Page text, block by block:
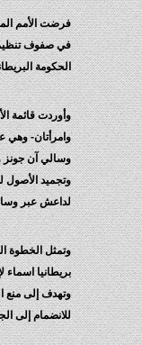
فرضت الأمم
في صفوف
الحكومة
وأوردت قائمة
وامرأتان- وهي
وسالي آن جونز
وتجميد الأصول
لداعش عبر
وتمثل الخطوة
بريطانيا اسماء
وتهدف إلى منع
للانضمام إلى